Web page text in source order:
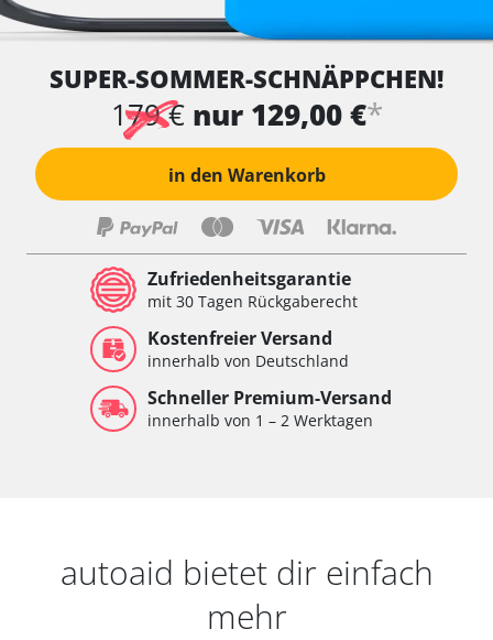
SUPER-SOMMER-SCHNÄPPCHEN!
179 € nur 129,00 €*
in den Warenkorb
Zufriedenheitsgarantie
mit 30 Tagen Rückgaberecht
Kostenfreier Versand
innerhalb von Deutschland
Schneller Premium-Versand
innerhalb von 1 – 2 Werktagen
autoaid bietet dir einfach
mehr